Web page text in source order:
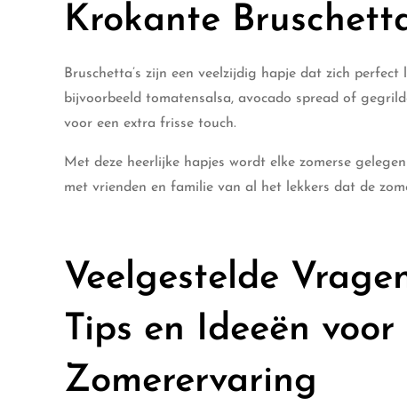
Krokante
Bruschetta’s zijn een veelzijdig hapje dat zich
bijvoorbeeld tomatensalsa, avocado spread of
voor een extra frisse touch.
Met deze heerlijke hapjes wordt elke zomerse
met vrienden en familie van al het lekkers dat de
Veelgestelde
Tips en Ideeën
Zomerervaring